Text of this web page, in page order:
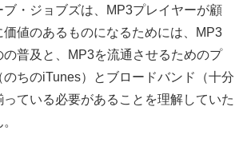
ブ・ジョブズは、MP3プレイヤーが顧
値のあるものになるためには、MP3
の普及と、MP3を流通させるためのプ
ちのiTunes）とブロードバンド（十分
ている必要があることを理解していた